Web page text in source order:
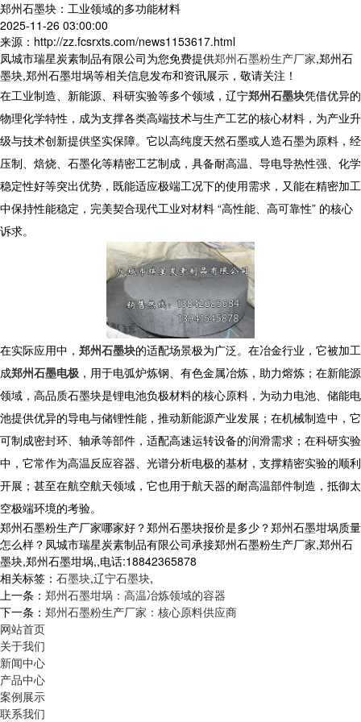
郑州石墨块：工业领域的多功能材料
2025-11-26 03:00:00
来源：http://zz.fcsrxts.com/news1153617.html
凤城市瑞星炭素制品有限公司为您免费提供郑州石墨粉生产厂家,郑州石
墨块,郑州石墨坩埚等相关信息发布和资讯展示，敬请关注！
在工业制造、新能源、科研实验等多个领域，辽宁郑州石墨块凭借优异的
物理化学特性，成为支撑各类高端技术与生产工艺的核心材料，为产业升
级与技术创新提供坚实保障。它以高纯度天然石墨或人造石墨为原料，经
压制、焙烧、石墨化等精密工艺制成，具备耐高温、导电导热性强、化学
稳定性好等突出优势，既能适应极端工况下的使用需求，又能在精密加工
中保持性能稳定，完美契合现代工业对材料 “高性能、高可靠性” 的核心
诉求。
在实际应用中， 郑州石墨块的适配场景极为广泛。在冶金行业，它被加工
成郑州石墨电极 ，用于电弧炉炼钢、有色金属冶炼，助力熔炼；在新能源
领域，高品质石墨块是锂电池负极材料的核心原料，为动力电池、储能电
池提供优异的导电与储锂性能，推动新能源产业发展；在机械制造中，它
可制成密封环、轴承等部件，适配高速运转设备的润滑需求；在科研实验
中，它常作为高温反应容器、光谱分析电极的基材，支撑精密实验的顺利
开展；甚至在航空航天领域，它也用于航天器的耐高温部件制造，抵御太
空极端环境的考验。
郑州石墨粉生产厂家哪家好？郑州石墨块报价是多少？郑州石墨坩埚质量
怎么样？凤城市瑞星炭素制品有限公司承接郑州石墨粉生产厂家,郑州石
墨块,郑州石墨坩埚,,电话:18842365878
相关标签： 石墨块,辽宁石墨块,
上一条： 郑州石墨坩埚：高温冶炼领域的容器
下一条： 郑州石墨粉生产厂家：核心原料供应商
网站首页
关于我们
新闻中心
产品中心
案例展示
联系我们